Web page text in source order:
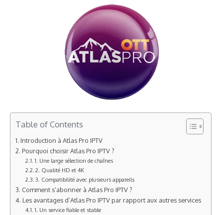
Table of Contents
Introduction à Atlas Pro IPTV
Pourquoi choisir Atlas Pro IPTV ?
1. Une large sélection de chaînes
2. Qualité HD et 4K
3. Compatibilité avec plusieurs appareils
Comment s’abonner à Atlas Pro IPTV ?
Les avantages d’Atlas Pro IPTV par rapport aux autres services
1. Un service fiable et stable